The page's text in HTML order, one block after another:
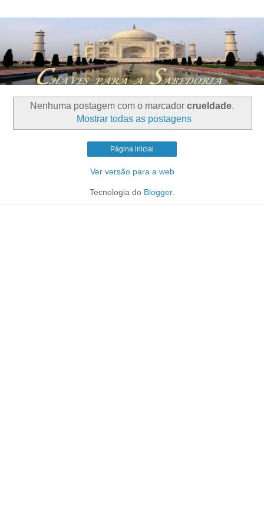
Nenhuma postagem com o marcador crueldade.
Mostrar todas as postagens
Página inicial
Ver versão para a web
Tecnologia do Blogger.